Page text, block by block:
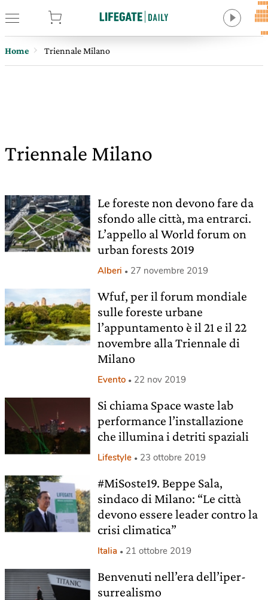
Home Triennale Milano
Triennale Milano
Le foreste non devono fare da
sfondo alle città, ma entrarci.
L’appello al World forum on
urban forests 2019
Alberi 27 novembre 2019
Wfuf, per il forum mondiale
sulle foreste urbane
l’appuntamento è il 21 e il 22
novembre alla Triennale di
Milano
Evento 22 nov 2019
Si chiama Space waste lab
performance l’installazione
che illumina i detriti spaziali
Lifestyle 23 ottobre 2019
#MiSoste19. Beppe Sala,
sindaco di Milano: “Le città
devono essere leader contro la
crisi climatica”
Italia 21 ottobre 2019
Benvenuti nell’era dell’iper-
surrealismo